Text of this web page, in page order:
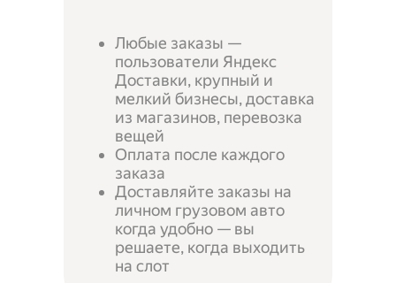
Любые заказы —
пользователи Яндекс
Доставки, крупный и
мелкий бизнесы, доставка
из магазинов, перевозка
вещей
Оплата после каждого
заказа
Доставляйте заказы на
личном грузовом авто
когда удобно — вы
решаете, когда выходить
на слот